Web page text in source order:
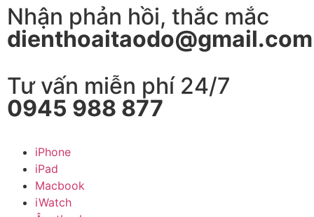
Nhận phản hồi, thắc mắc
dienthoaitaodo@gmail.com
Tư vấn miễn phí 24/7
0945 988 877
iPhone
iPad
Macbook
iWatch